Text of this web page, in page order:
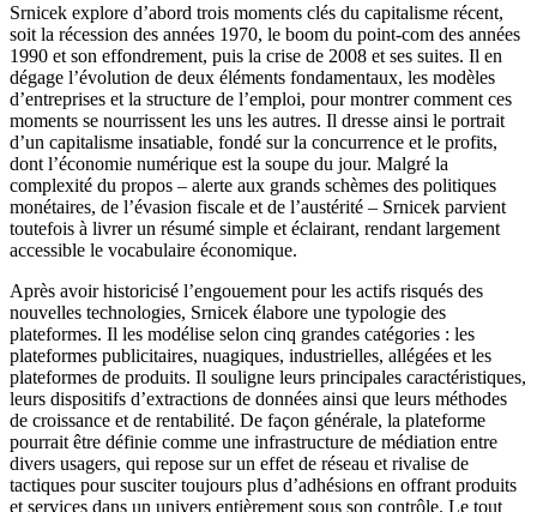
Srnicek explore d’abord trois moments clés du capitalisme récent,
soit la récession des années 1970, le boom du point-com des années
1990 et son effondrement, puis la crise de 2008 et ses suites. Il en
dégage l’évolution de deux éléments fondamentaux, les modèles
d’entreprises et la structure de l’emploi, pour montrer comment ces
moments se nourrissent les uns les autres. Il dresse ainsi le portrait
d’un capitalisme insatiable, fondé sur la concurrence et le profits,
dont l’économie numérique est la soupe du jour. Malgré la
complexité du propos – alerte aux grands schèmes des politiques
monétaires, de l’évasion fiscale et de l’austérité – Srnicek parvient
toutefois à livrer un résumé simple et éclairant, rendant largement
accessible le vocabulaire économique.
Après avoir historicisé l’engouement pour les actifs risqués des
nouvelles technologies, Srnicek élabore une typologie des
plateformes. Il les modélise selon cinq grandes catégories : les
plateformes publicitaires, nuagiques, industrielles, allégées et les
plateformes de produits. Il souligne leurs principales caractéristiques,
leurs dispositifs d’extractions de données ainsi que leurs méthodes
de croissance et de rentabilité. De façon générale, la plateforme
pourrait être définie comme une infrastructure de médiation entre
divers usagers, qui repose sur un effet de réseau et rivalise de
tactiques pour susciter toujours plus d’adhésions en offrant produits
et services dans un univers entièrement sous son contrôle. Le tout